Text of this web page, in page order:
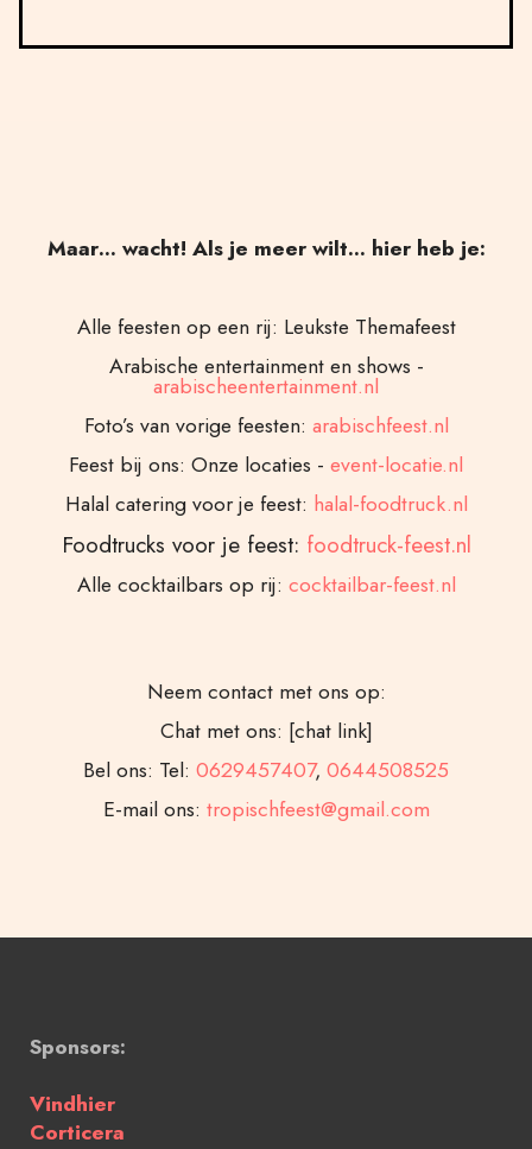
Maar… wacht! Als je meer wilt… hier heb je:
Alle feesten op een rij: Leukste Themafeest
Arabische entertainment en shows -
arabischeentertainment.nl
Foto’s van vorige feesten: arabischfeest.nl
Feest bij ons: Onze locaties - event-locatie.nl
Halal catering voor je feest: halal-foodtruck.nl
Foodtrucks voor je feest: foodtruck-feest.nl
Alle cocktailbars op rij: cocktailbar-feest.nl
Neem contact met ons op:
Chat met ons: [chat link]
Bel ons: Tel: 0629457407, 0644508525
E-mail ons: tropischfeest@gmail.com
Sponsors:
Vindhier
Corticera